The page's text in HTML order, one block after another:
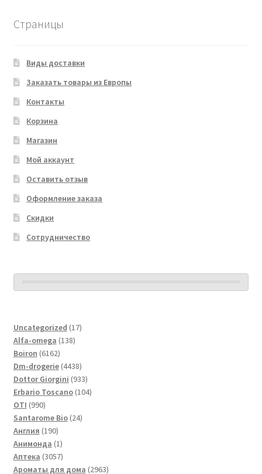
Страницы
Виды доставки
Заказать товары из Европы
Контакты
Корзина
Магазин
Мой аккаунт
Оставить отзыв
Оформление заказа
Скидки
Сотрудничество
Uncategorized 1717
Alfa-omega 138138
Boiron 61626162
товара
Dm-drogerie 44384438
товаров
Dottor Giorgini 933933
товара
Erbario Toscano 104104
OTI 990990
товаров
Santarome Bio 2424
Англия 190190
товаров
Анимонда 11
товар
Аптека 30573057
товаров
Ароматы для дома 29632963